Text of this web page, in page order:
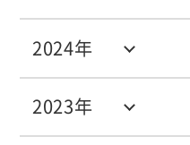
2023年
2024年